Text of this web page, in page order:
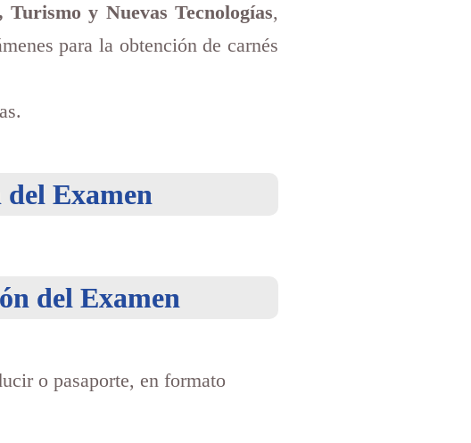
y Nuevas Tecnologías,
para la obtención de carnés
Examen
del Examen
o pasaporte, en formato